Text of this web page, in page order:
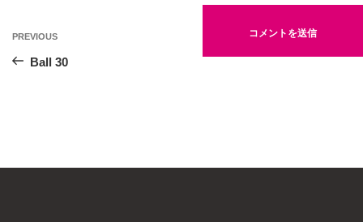
投
稿
ゲ
Previous
PREVIOUS
Ball 30